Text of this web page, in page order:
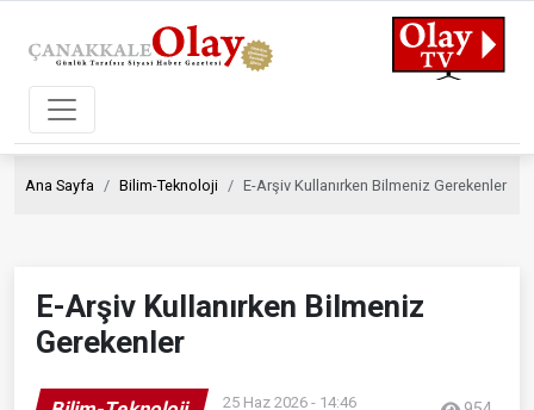
Ana Sayfa Bilim-Teknoloji E-Arşiv Kullanırken Bilmeniz Gerekenler
E-Arşiv Kullanırken Bilmeniz
Gerekenler
25 Haz 2026 - 14:46